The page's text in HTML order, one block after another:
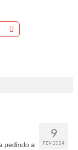
9
FEV 2024
pedindo a